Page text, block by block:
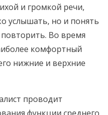
и громкой речи,
услышать, но и понять
Во время
комфортный
нижние и верхние
проводит